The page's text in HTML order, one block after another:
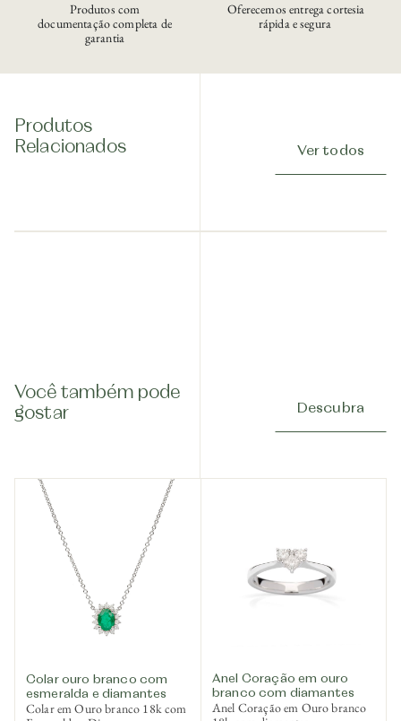
Produtos com
documentação completa de
garantia
Oferecemos entrega cortesia
rápida e segura
Produtos
Relacionados
Ver todos
Você também pode
gostar
Descubra
Colar ouro branco com
esmeralda e diamantes
Colar em Ouro branco 18k com
Anel Coração em ouro
branco com diamantes
Anel Coração em Ouro branco